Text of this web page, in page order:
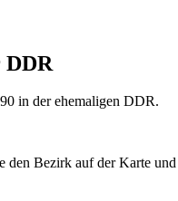
DDR
in der ehemaligen DDR.
Bezirk auf der Karte